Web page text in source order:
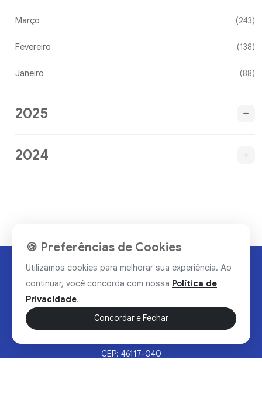
Março (243)
Fevereiro (138)
Janeiro (88)
2025
2024
CEP: 46117-040
🍪 Preferências de Cookies
Utilizamos cookies para melhorar sua experiência. Ao
continuar, você concorda com nossa Política de
Privacidade.
Concordar e Fechar